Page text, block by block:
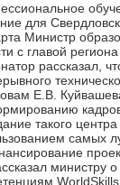
для
Министр
с главой
рассказал,
Е.В.
такого
самых
министру